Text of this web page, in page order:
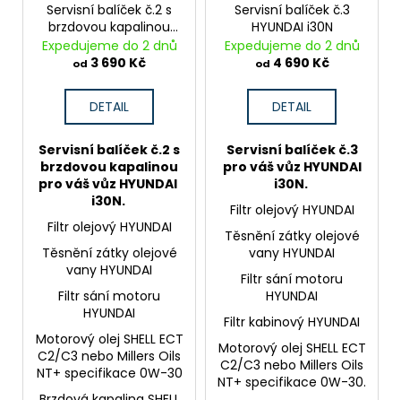
Servisní balíček č.2 s
brzdovou kapalinou
HYUNDAI i30N
Expedujeme do 2 dnů
od 3 690 Kč
DETAIL
Servisní balíček č.2 s
brzdovou kapalinou
pro váš vůz HYUNDAI
i30N.
Filtr olejový HYUNDAI
Těsnění zátky olejové
vany HYUNDAI
Filtr sání motoru
HYUNDAI
Motorový olej SHELL ECT
C2/C3 nebo Millers Oils
NT+ specifikace 0W-30
Servisní balíček č.3
HYUNDAI i30N
Expedujeme do 2 dnů
od 4 690 Kč
DETAIL
Servisní balíček č.3
pro váš vůz HYUNDAI
i30N.
Filtr olejový HYUNDAI
Těsnění zátky olejové
vany HYUNDAI
Filtr sání motoru
HYUNDAI
Filtr kabinový HYUNDAI
Motorový olej SHELL ECT
C2/C3 nebo Millers Oils
NT+ specifikace 0W-30.